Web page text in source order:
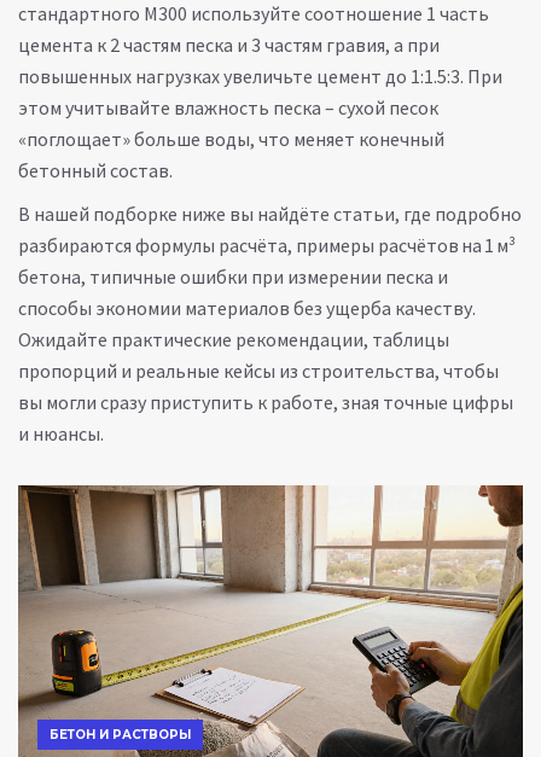
стандартного М300 используйте соотношение 1 часть
цемента к 2 частям песка и 3 частям гравия, а при
повышенных нагрузках увеличьте цемент до 1:1.5:3. При
этом учитывайте влажность песка – сухой песок
«поглощает» больше воды, что меняет конечный
бетонный состав.
В нашей подборке ниже вы найдёте статьи, где подробно
разбираются формулы расчёта, примеры расчётов на 1 м³
бетона, типичные ошибки при измерении песка и
способы экономии материалов без ущерба качеству.
Ожидайте практические рекомендации, таблицы
пропорций и реальные кейсы из строительства, чтобы
вы могли сразу приступить к работе, зная точные цифры
и нюансы.
БЕТОН И РАСТВОРЫ